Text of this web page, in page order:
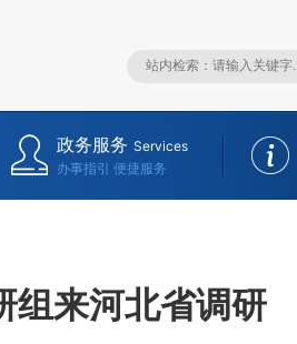
政务服务 Services
办事指引 便捷服务
组来河北省调研